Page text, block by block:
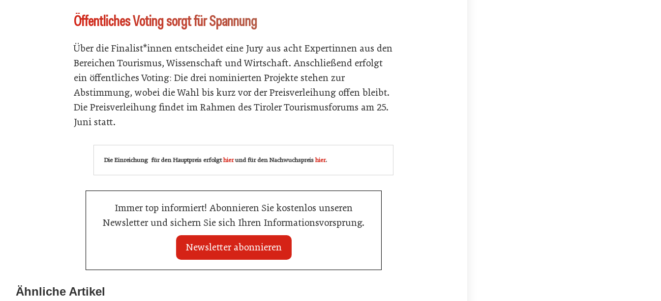
Öffentliches Voting sorgt für Spannung
Über die Finalist*innen entscheidet eine Jury aus acht Expertinnen aus den
Bereichen Tourismus, Wissenschaft und Wirtschaft. Anschließend erfolgt
ein öffentliches Voting: Die drei nominierten Projekte stehen zur
Abstimmung, wobei die Wahl bis kurz vor der Preisverleihung offen bleibt.
Die Preisverleihung findet im Rahmen des Tiroler Tourismusforums am 25.
Juni statt.
Die Einreichung für den Hauptpreis erfolgthierund für den Nachwuchspreishier.
Immer top informiert! Abonnieren Sie kostenlos unseren
Newsletter und sichern Sie sich Ihren Informationsvorsprung.
Newsletter abonnieren
Ähnliche Artikel
Travel Start-up Night 2026: Beste